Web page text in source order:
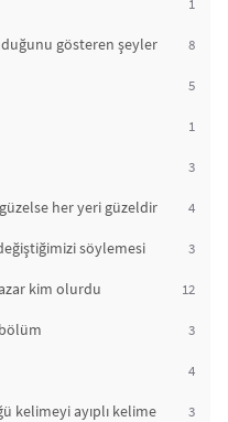
gösteren şeyler 8
5
1
3
her yeri güzeldir 4
söylemesi 3
kim olurdu 12
3
4
kelimeyi ayıplı kelime
3